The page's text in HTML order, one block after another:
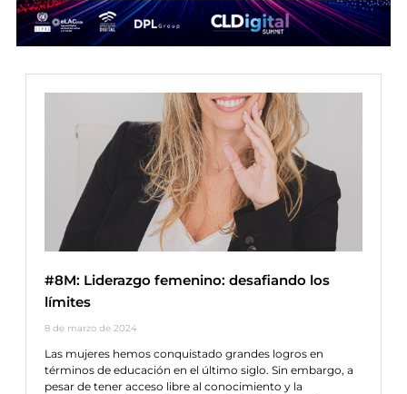
#8M: Liderazgo femenino: desafiando los
límites
8 de marzo de 2024
Las mujeres hemos conquistado grandes logros en
términos de educación en el último siglo. Sin embargo, a
pesar de tener acceso libre al conocimiento y la